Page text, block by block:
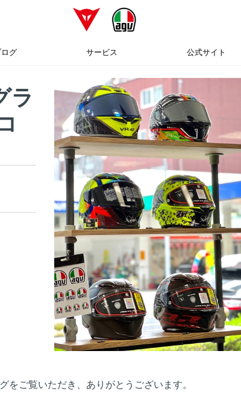
グ サービス 公式サイト
ラ
をご覧いただき、ありがとうございます。